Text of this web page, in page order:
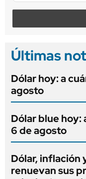
Últimas
Dólar hoy: a
agosto
Dólar blue hoy:
6 de agosto
Dólar, inflación
renuevan sus